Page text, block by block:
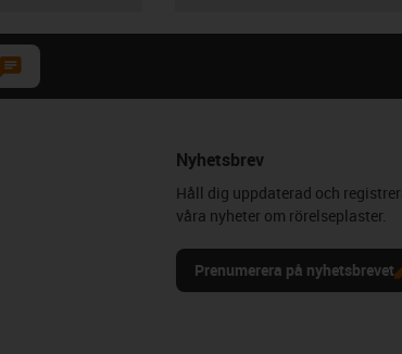
Nyhetsbrev
Håll dig uppdaterad och
våra nyheter om rörelseplaster.
Prenumerera på nyhetsbrevet